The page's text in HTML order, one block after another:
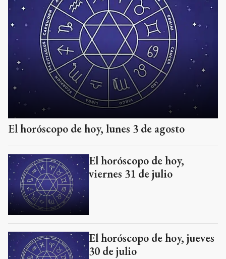
El horóscopo de hoy, lunes 3 de agosto
El horóscopo de hoy,
viernes 31 de julio
El horóscopo de hoy, jueves
30 de julio